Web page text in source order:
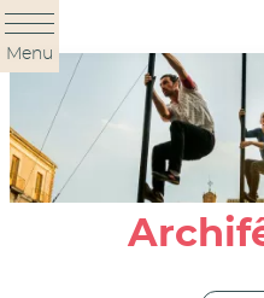
Panneau de gestion des
Menu